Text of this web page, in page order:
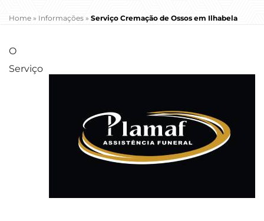
Home » Informações » Serviço Cremação de Ossos em Ilhabela
O
Serviço